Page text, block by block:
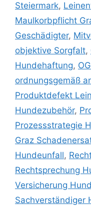
Steiermark,
Maulkorbpflicht
Geschädigter,
objektive Sorgfalt,
Hundehaftung,
ordnungsgemäß
Produktdefekt
Hundezubehör,
Prozessstrategie
Graz
Hundeunfall,
Rechtsprechung
Versicherung Hund
Sachverständiger